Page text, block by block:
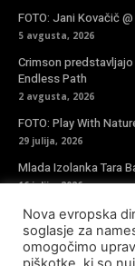
FOTO: Jani Kovačič
5 avgusta, 2026
Crimson
Endless Path
2 avgusta, 2026
FOTO: Play With
29 julija, 2026
Mlada Izolanka Tara
16 julija, 2026
Vpiši se v
Nova evropska
soglasje za
omogočimo